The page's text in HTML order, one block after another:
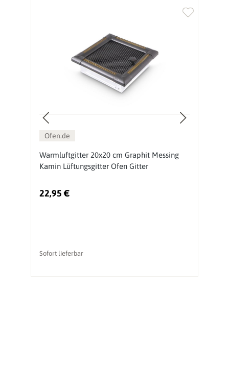
Ofen.de
Warmluftgitter 20x20 cm Graphit Messing
Kamin Lüftungsgitter Ofen Gitter
22,95 €
Sofort lieferbar